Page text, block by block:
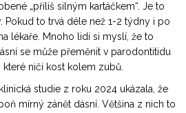
„příliš silným kartáčkem“. Je to
Pokud to trvá déle než 1-2 týdny i po
lékaře. Mnoho lidí si myslí, že to
se může přeměnit v parodontitidu
ničí kost kolem zubů.
studie z roku 2024 ukázala, že
mírný zánět dásní. Většina z nich to